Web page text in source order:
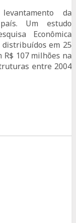
da
Um estudo
Econômica
em 25
R$ 107 milhões na
entre 2004